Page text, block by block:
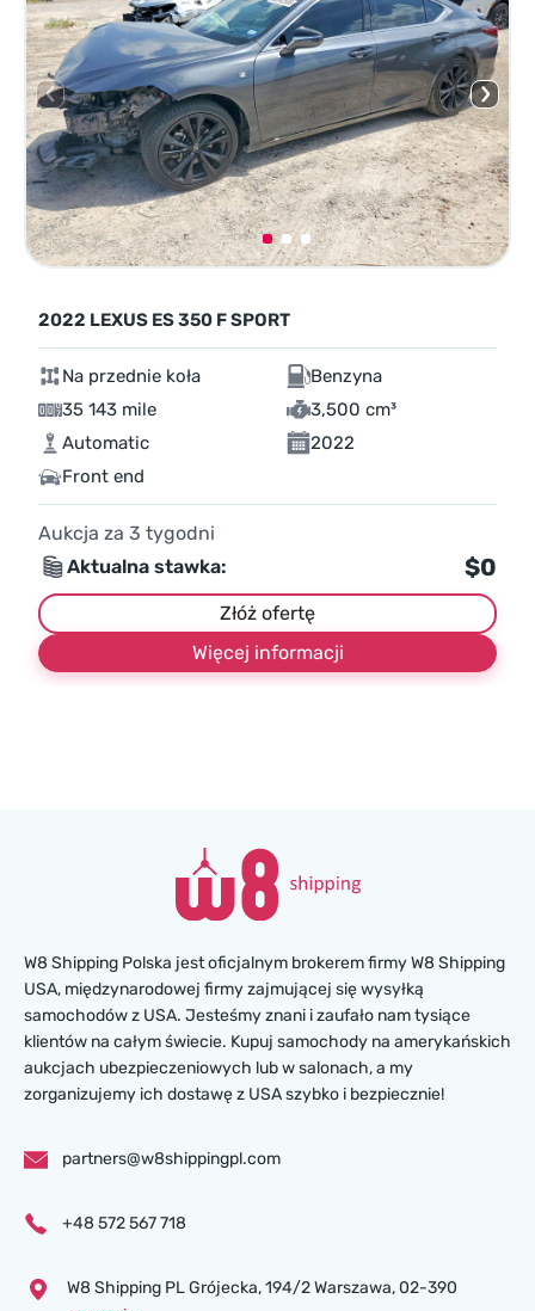
2022 LEXUS ES 350 F SPORT
Na przednie koła
Benzyna
35 143 mile
3,500 cm³
Automatic
2022
Front end
Aukcja za 3 tygodni
Aktualna stawka:
$0
Złóż ofertę
Więcej informacji
W8 Shipping Polska jest oficjalnym brokerem firmy W8 Shipping
USA, międzynarodowej firmy zajmującej się wysyłką
samochodów z USA. Jesteśmy znani i zaufało nam tysiące
klientów na całym świecie. Kupuj samochody na amerykańskich
aukcjach ubezpieczeniowych lub w salonach, a my
zorganizujemy ich dostawę z USA szybko i bezpiecznie!
partners@w8shippingpl.com
+48 572 567 718
W8 Shipping PL Grójecka , 194/2 Warszawa, 02-390